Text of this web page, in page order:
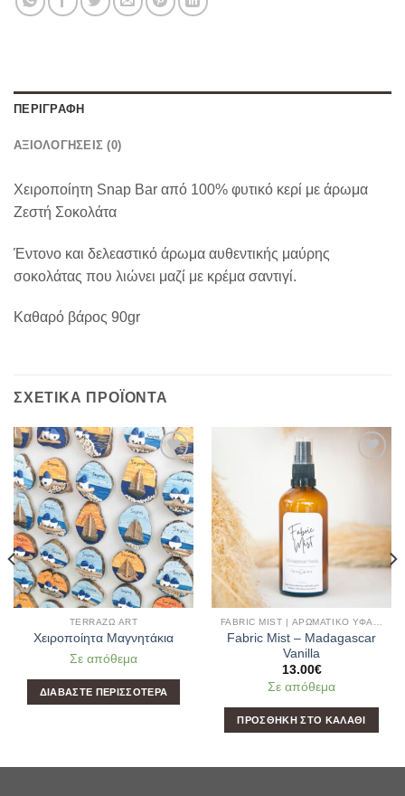
ΠΕΡΙΓΡΑΦΉ
ΑΞΙΟΛΟΓΉΣΕΙΣ (0)
Χειροποίητη Snap Bar από 100% φυτικό κερί με άρωμα
Ζεστή Σοκολάτα
Έντονο και δελεαστικό άρωμα αυθεντικής μαύρης
σοκολάτας που λιώνει μαζί με κρέμα σαντιγί.
Καθαρό βάρος 90gr
ΣΧΕΤΙΚΆ ΠΡΟΪΌΝΤΑ
Add to
Wishlist
TERRAΖΩ ART
Χειροποίητα Μαγνητάκια
Σε απόθεμα
ΔΙΑΒΆΣΤΕ ΠΕΡΙΣΣΌΤΕΡΑ
Fabric Mist – Madagascar
Vanilla
13.00€
Σε απόθεμα
ΠΡΟΣΘΉΚΗ ΣΤΟ ΚΑΛΆΘΙ